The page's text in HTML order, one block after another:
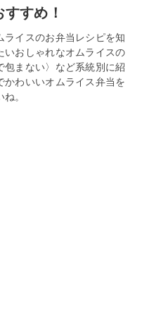
すめ！
ライスのお弁当レシピを知
いおしゃれなオムライスの
包まない〉など系統別に紹
わいいオムライス弁当を
。